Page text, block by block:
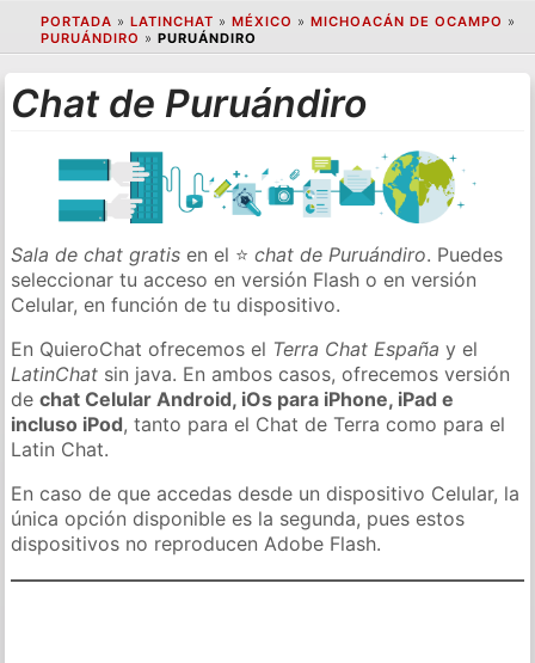
PORTADA » LATINCHAT » MÉXICO » MICHOACÁN DE OCAMPO »
PURUÁNDIRO » PURUÁNDIRO
Chat de Puruándiro
Sala de chat gratis en el ⭐chat de Puruándiro. Puedes
seleccionar tu acceso en versión Flash o en versión
Celular, en función de tu dispositivo.
En QuieroChat ofrecemos el Terra Chat España y el
LatinChat sin java. En ambos casos, ofrecemos versión
dechat Celular Android, iOs para iPhone, iPad e
incluso iPod, tanto para el Chat de Terra como para el
Latin Chat.
En caso de que accedas desde un dispositivo Celular, la
única opción disponible es la segunda, pues estos
dispositivos no reproducen Adobe Flash.